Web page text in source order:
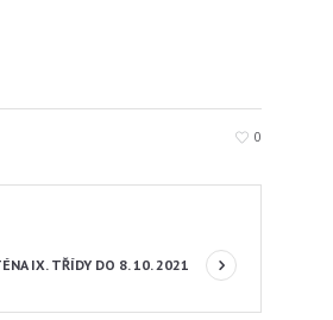
0
IX. TŘÍDY DO 8. 10. 2021